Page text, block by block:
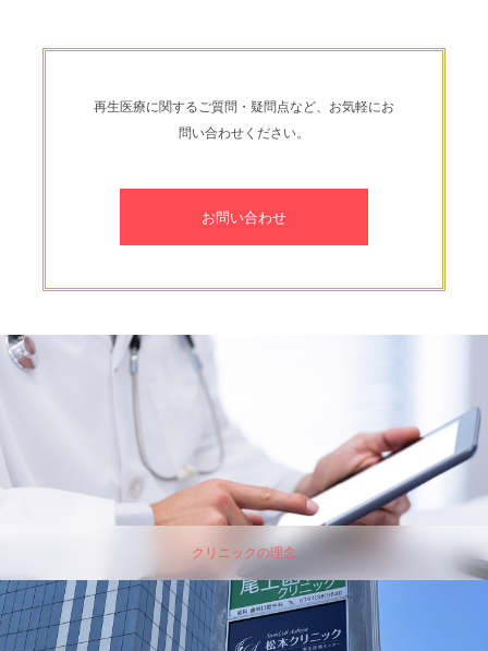
再生医療に関するご質問・疑問点など、お気軽にお
問い合わせください。
お問い合わせ
クリニックの理念